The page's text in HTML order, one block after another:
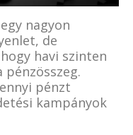
nagyon
de
havi szinten
pénzt
kampányok